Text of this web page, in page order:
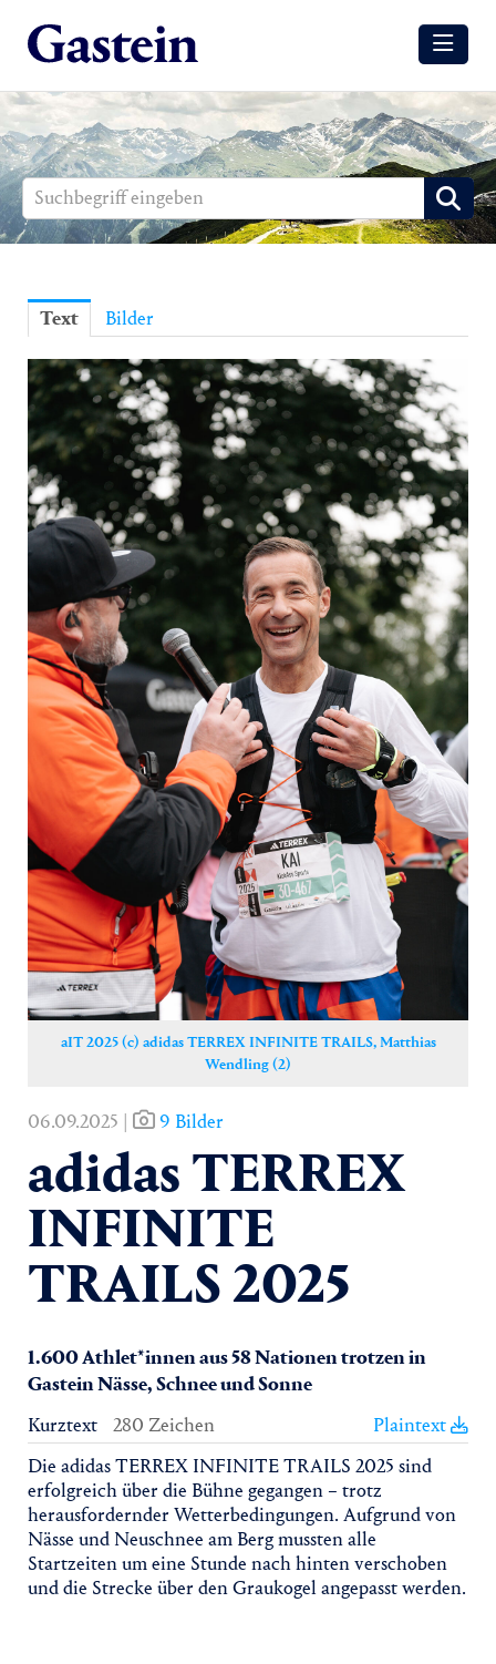
Meldungen
Winter
Media
Gesundheit
Sommer
Winter
Yoga
Pressekontakt
Text Bilder
aIT 2025 (c) adidas TERREX INFINITE TRAILS, Matthias
Wendling (2)
06.09.2025 | 9 Bilder
adidas TERREX
INFINITE
TRAILS 2025
1.600 Athlet*innen aus 58 Nationen trotzen in
Gastein Nässe, Schnee und Sonne
Kurztext
280 Zeichen
Plaintext
Die adidas TERREX INFINITE TRAILS 2025 sind
erfolgreich über die Bühne gegangen – trotz
herausfordernder Wetterbedingungen. Aufgrund von
Nässe und Neuschnee am Berg mussten alle
Startzeiten um eine Stunde nach hinten verschoben
und die Strecke über den Graukogel angepasst werden.